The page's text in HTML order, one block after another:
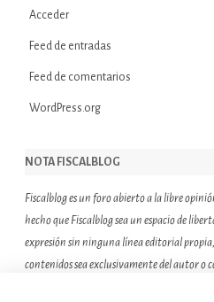
Acceder
Feed de entradas
Feed de comentarios
WordPress.org
NOTA FISCALBLOG
Fiscalblog es un foro abierto a la libre
hecho que Fiscalblog sea un espacio de
expresión sin ninguna línea editorial
contenidos sea exclusivamente del autor o
ello suponga que el resto de miembros de la